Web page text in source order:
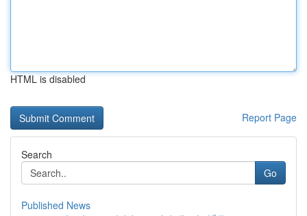
HTML is disabled
Report Page
Search
Go
Published News